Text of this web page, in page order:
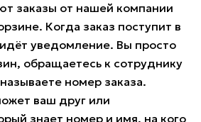
заказы от нашей компании
Когда заказ поступит в
уведомление. Вы просто
обращаетесь к сотруднику
номер заказа.
ваш друг или
знает номер и имя, на кого